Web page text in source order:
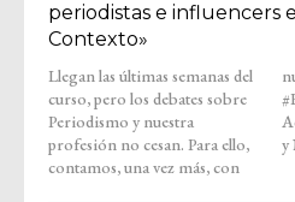
periodistas e influencers
Contexto»
Llegan las últimas semanas del
curso, pero los debates sobre
Periodismo y nuestra
profesión no cesan. Para ello,
contamos, una vez más, con
nuestro propio podcast de
#Entremedios. Laura Jiménez,
Adriana Pérez, Gisela de Mur
y